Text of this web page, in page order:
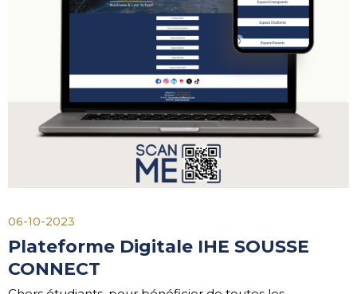
06-10-2023
Plateforme Digitale IHE SOUSSE
CONNECT